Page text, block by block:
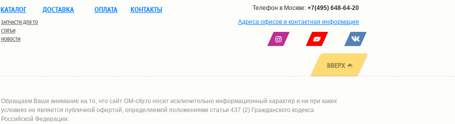
КАТАЛОГ
ЗАПЧАСТИ ДЛЯ ТО
СТАТЬИ
НОВОСТИ
ДОСТАВКА ОПЛАТА КОНТАКТЫ Телефон в Москве: +7(495) 648-64-20
Адреса офисов и контактная информация
Обращаем Ваше внимание на то, что сайт GM-city.ru носит исключительно информационный характер и ни при каких
условиях не является публичной офертой, определяемой положениями статьи 437 (2) Гражданского кодекса
Российской Федерации.